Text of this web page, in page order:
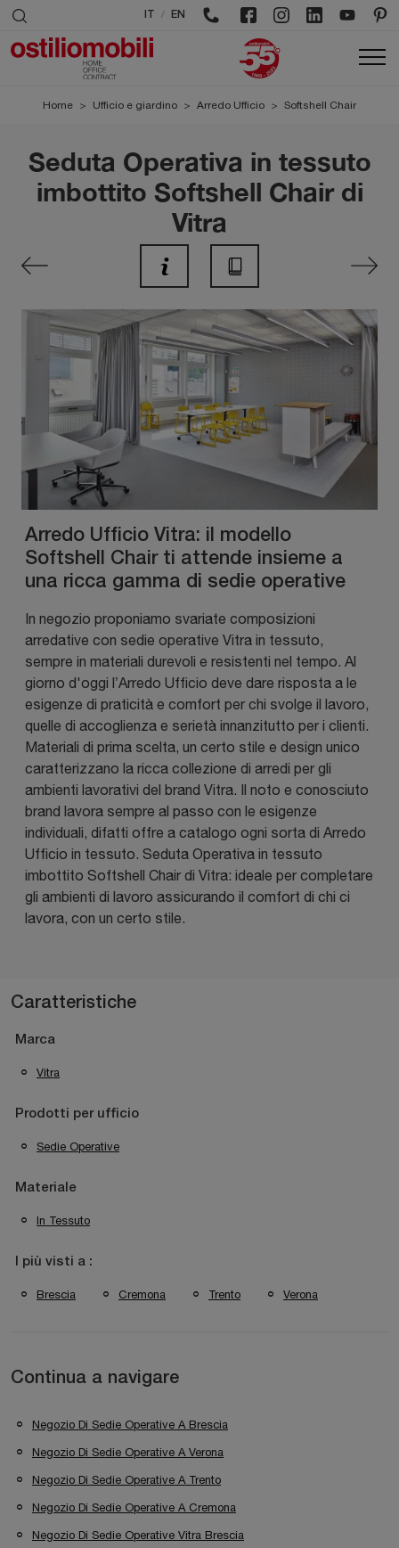
/ EN
Home > Ufficio e giardino > Arredo Ufficio > Softshell Chair
Seduta Operativa in tessuto
imbottito Softshell Chair di
Vitra
Arredo Ufficio Vitra: il modello
Softshell Chair ti attende insieme a
una ricca gamma di sedie operative
In negozio proponiamo svariate composizioni
arredative con sedie operative Vitra in tessuto,
sempre in materiali durevoli e resistenti nel tempo. Al
giorno d'oggi l’Arredo Ufficio deve dare risposta a le
esigenze di praticità e comfort per chi svolge il lavoro,
quelle di accoglienza e serietà innanzitutto per i clienti.
Materiali di prima scelta, un certo stile e design unico
caratterizzano la ricca collezione di arredi per gli
ambienti lavorativi del brand Vitra. Il noto e conosciuto
brand lavora sempre al passo con le esigenze
individuali, difatti offre a catalogo ogni sorta di Arredo
Ufficio in tessuto. Seduta Operativa in tessuto
imbottito Softshell Chair di Vitra: ideale per completare
gli ambienti di lavoro assicurando il comfort di chi ci
lavora, con un certo stile.
Caratteristiche
Marca
Vitra
Prodotti per ufficio
Sedie Operative
Materiale
In Tessuto
I più visti a :
Brescia Cremona Trento Verona
Continua a navigare
Negozio Di Sedie Operative A Brescia
Negozio Di Sedie Operative A Verona
Negozio Di Sedie Operative A Trento
Negozio Di Sedie Operative A Cremona
Negozio Di Sedie Operative Vitra Brescia